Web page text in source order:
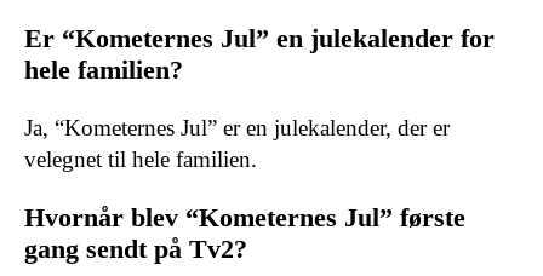
Er “Kometernes Jul” en julekalender for
hele familien?
Ja, “Kometernes Jul” er en julekalender, der er
velegnet til hele familien.
Hvornår blev “Kometernes Jul” første
gang sendt på Tv2?